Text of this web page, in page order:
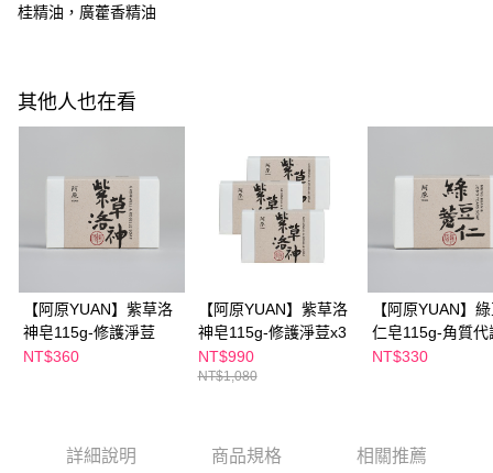
便利好安心！
【「AFTEE先享後付」結帳流程】
１．於結帳方式選擇「AFTEE先享後付」後，將跳轉至「AFTEE先享後付」
２．訂單成立數日內，您將收到繳費通知簡訊。
３．收到繳費通知簡訊後14天內，點擊此簡訊中的連結，可透過四大超商／
ATM／網路銀行／等多元方式進行付款，方視為交易完成。
※ 請注意：結帳手續完成當下不需立刻繳費，但若您需要取消訂單，請聯絡
購買商品的店家。未經商家同意取消之訂單仍視為有效，需透過AFTEE先享
是否繳費成功／繳費後需取消欲退款等相關疑問，請聯繫「AFTEE先享後付
客戶支援中心」https://netprotections.freshdesk.com/support/home
【注意事項】
１．透過由恩沛科技股份有限公司提供之「AFTEE先享後付」服務完成之交
２．關於個人資料處理事宜，請瀏覽以下網址：
https://aftee.tw/terms/#terms3
每筆NT$100，滿NT$600(含以上)免運費
每筆NT$100，滿NT$600(含以上)免運費
萊爾富取貨付款
每筆NT$100，滿NT$600(含以上)免運費
每筆NT$100，滿NT$600(含以上)免運費
7-11付款取貨
每筆NT$100，滿NT$600(含以上)免運費
每筆NT$100，滿NT$600(含以上)免運費
桂精油，廣藿香精油
其他人也在看
【阿原YUAN】紫草洛
神皂115g-修護淨荳
NT$360
【阿原YUAN】紫草洛
神皂115g-修護淨荳x3
NT$990
NT$1,080
【阿原YUAN】
仁皂115g-角質代
NT$330
詳細說明 商品規格 相關推薦